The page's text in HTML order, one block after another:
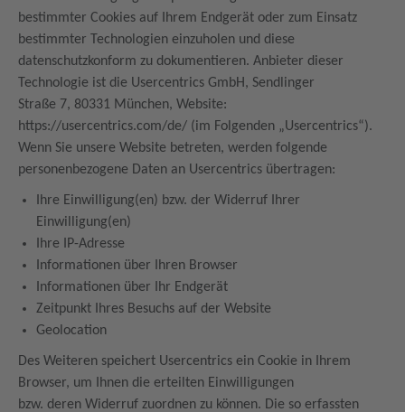
bestimmter Cookies auf Ihrem Endgerät oder zum Einsatz
bestimmter Technologien einzuholen und diese
datenschutzkonform zu dokumentieren. Anbieter dieser
Technologie ist die Usercentrics GmbH, Sendlinger
Straße 7, 80331 München, Website:
https://usercentrics.com/de/ (im Folgenden „Usercentrics“).
Wenn Sie unsere Website betreten, werden folgende
personenbezogene Daten an Usercentrics übertragen:
Ihre Einwilligung(en) bzw. der Widerruf Ihrer
Einwilligung(en)
Ihre IP-Adresse
Informationen über Ihren Browser
Informationen über Ihr Endgerät
Zeitpunkt Ihres Besuchs auf der Website
Geolocation
Des Weiteren speichert Usercentrics ein Cookie in Ihrem
Browser, um Ihnen die erteilten Einwilligungen
bzw. deren Widerruf zuordnen zu können. Die so erfassten